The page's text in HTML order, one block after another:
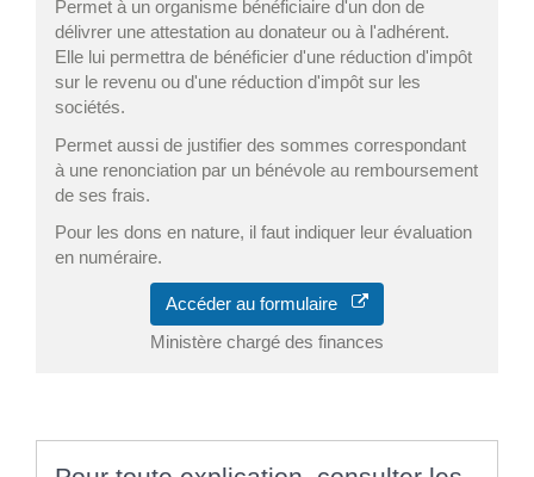
Permet à un organisme bénéficiaire d'un don de
délivrer une attestation au donateur ou à l'adhérent.
Elle lui permettra de bénéficier d'une réduction d'impôt
sur le revenu ou d'une réduction d'impôt sur les
sociétés.
Permet aussi de justifier des sommes correspondant
à une renonciation par un bénévole au remboursement
de ses frais.
Pour les dons en nature, il faut indiquer leur évaluation
en numéraire.
Accéder au formulaire
Ministère chargé des finances